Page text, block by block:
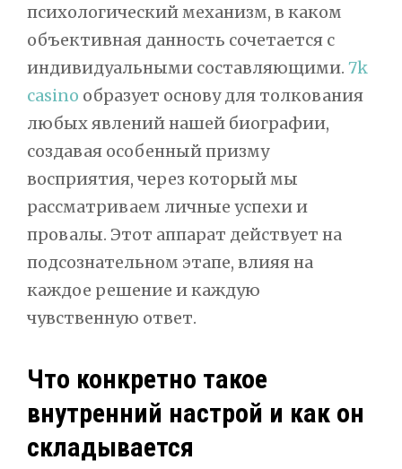
психологический механизм, в каком
объективная данность сочетается с
индивидуальными составляющими. 7k
casino образует основу для толкования
любых явлений нашей биографии,
создавая особенный призму
восприятия, через который мы
рассматриваем личные успехи и
провалы. Этот аппарат действует на
подсознательном этапе, влияя на
каждое решение и каждую
чувственную ответ.
Что конкретно такое
внутренний настрой и как он
складывается